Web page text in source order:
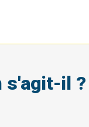
s'agit-il ?